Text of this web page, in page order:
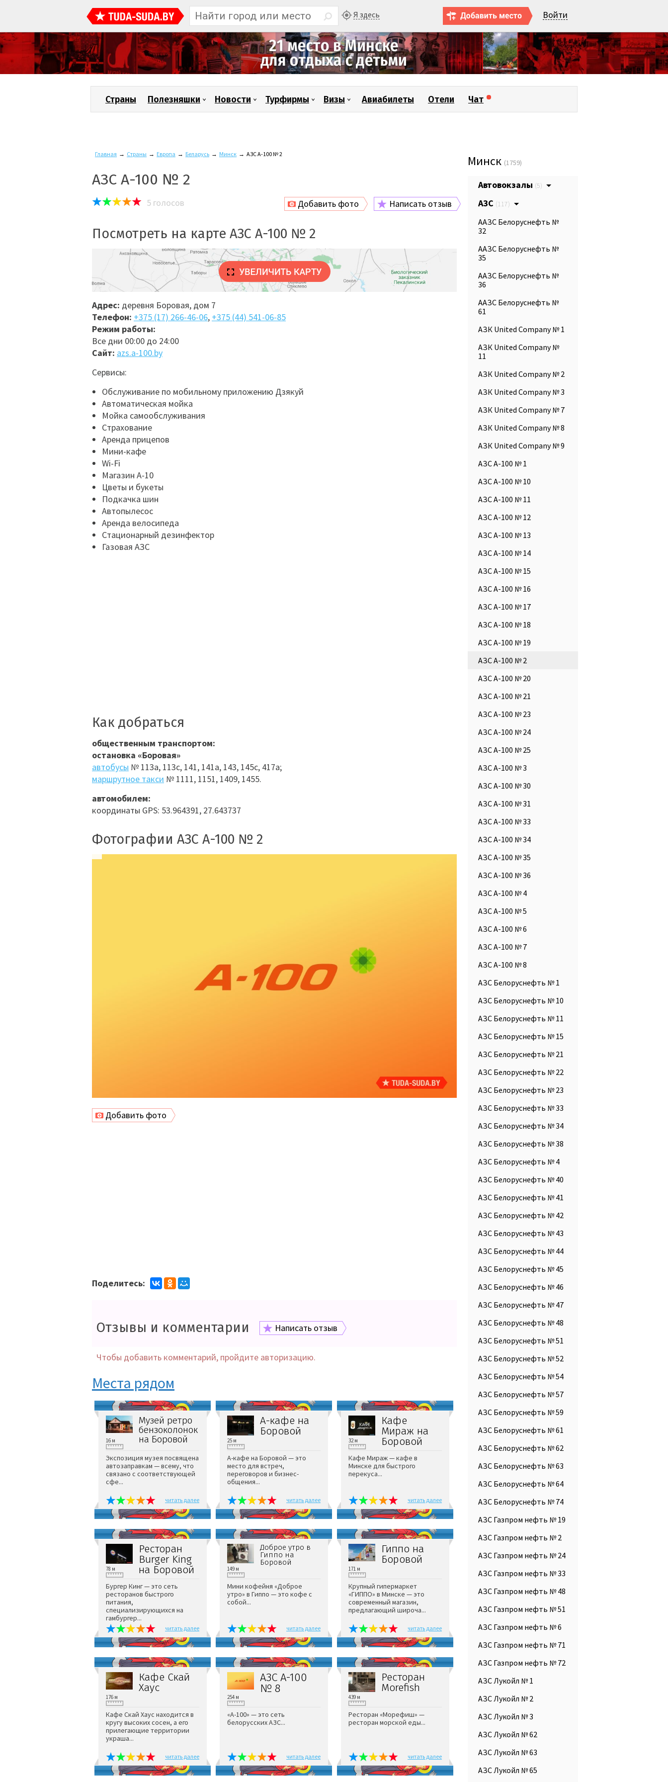
Я здесь Войти
Страны Полезняшки Новости Турфирмы Визы Авиабилеты Отели Чат
Главная → Страны → Европа → Беларусь → Минск → АЗС А-100 № 2
АЗС А-100 № 2
5 голосов Добавить фото Написать отзыв
Посмотреть на карте АЗС А-100 № 2
Адрес: деревня Боровая, дом 7
Телефон: +375 (17) 266-46-06, +375 (44) 541-06-85
Режим работы:
Все дни 00:00 до 24:00
Сайт: azs.a-100.by
Сервисы:
Обслуживание по мобильному приложению Дзякуй
Автоматическая мойка
Мойка самообслуживания
Страхование
Аренда прицепов
Мини-кафе
Wi-Fi
Магазин А-10
Цветы и букеты
Подкачка шин
Автопылесос
Аренда велосипеда
Стационарный дезинфектор
Газовая АЗС
Как добраться
общественным транспортом:
остановка «Боровая»
автобусы № 113а, 113с, 141, 141а, 143, 145с, 417а;
маршрутное такси № 1111, 1151, 1409, 1455.
автомобилем:
координаты GPS: 53.964391, 27.643737
Фотографии АЗС А-100 № 2
Добавить фото
Поделитесь:
Отзывы и комментарии Написать отзыв
Чтобы добавить комментарий, пройдите авторизацию.
Места рядом
Музей ретро
бензоколонок
на Боровой
16 м
Экспозиция музея посвящена
автозаправкам — всему, что
связано с соответствующей
сфе...
читать далее
А-кафе на
Боровой
25 м
А-кафе на Боровой — это
место для встреч,
переговоров и бизнес-
общения...
читать далее
Кафе
Мираж на
Боровой
32 м
Кафе Мираж — кафе в
Минске для быстрого
перекуса...
читать далее
Ресторан
Burger King
на Боровой
78 м
Бургер Кинг — это сеть
ресторанов быстрого
питания,
специализирующихся на
гамбургер...
читать далее
Доброе утро в
Гиппо на
Боровой
149 м
Мини кофейня «Доброе
утро» в Гиппо — это кофе с
собой...
читать далее
Гиппо на
Боровой
171 м
Крупный гипермаркет
«ГИППО» в Минске — это
современный магазин,
предлагающий широча...
читать далее
Кафе Скай
Хаус
176 м
Кафе Скай Хаус находится в
кругу высоких сосен, а его
прилегающие территории
украша...
читать далее
АЗС А-100
№ 8
254 м
«А-100» — это сеть
белорусских АЗС...
читать далее
Ресторан
Morefish
439 м
Ресторан «Морефиш» —
ресторан морской еды...
читать далее
Минск (1759)
Автовокзалы (5)
АЗС (117)
ААЗС Белоруснефть №
32
ААЗС Белоруснефть №
35
ААЗС Белоруснефть №
36
ААЗС Белоруснефть №
61
АЗК United Company № 1
АЗК United Company №
11
АЗК United Company № 2
АЗК United Company № 3
АЗК United Company № 7
АЗК United Company № 8
АЗК United Company № 9
АЗС А-100 № 1
АЗС А-100 № 10
АЗС А-100 № 11
АЗС А-100 № 12
АЗС А-100 № 13
АЗС А-100 № 14
АЗС А-100 № 15
АЗС А-100 № 16
АЗС А-100 № 17
АЗС А-100 № 18
АЗС А-100 № 19
АЗС А-100 № 2
АЗС А-100 № 20
АЗС А-100 № 21
АЗС А-100 № 23
АЗС А-100 № 24
АЗС А-100 № 25
АЗС А-100 № 3
АЗС А-100 № 30
АЗС А-100 № 31
АЗС А-100 № 33
АЗС А-100 № 34
АЗС А-100 № 35
АЗС А-100 № 36
АЗС А-100 № 4
АЗС А-100 № 5
АЗС А-100 № 6
АЗС А-100 № 7
АЗС А-100 № 8
АЗС Белоруснефть № 1
АЗС Белоруснефть № 10
АЗС Белоруснефть № 11
АЗС Белоруснефть № 15
АЗС Белоруснефть № 21
АЗС Белоруснефть № 22
АЗС Белоруснефть № 23
АЗС Белоруснефть № 33
АЗС Белоруснефть № 34
АЗС Белоруснефть № 38
АЗС Белоруснефть № 4
АЗС Белоруснефть № 40
АЗС Белоруснефть № 41
АЗС Белоруснефть № 42
АЗС Белоруснефть № 43
АЗС Белоруснефть № 44
АЗС Белоруснефть № 45
АЗС Белоруснефть № 46
АЗС Белоруснефть № 47
АЗС Белоруснефть № 48
АЗС Белоруснефть № 51
АЗС Белоруснефть № 52
АЗС Белоруснефть № 54
АЗС Белоруснефть № 57
АЗС Белоруснефть № 59
АЗС Белоруснефть № 61
АЗС Белоруснефть № 62
АЗС Белоруснефть № 63
АЗС Белоруснефть № 64
АЗС Белоруснефть № 74
АЗС Газпром нефть № 19
АЗС Газпром нефть № 2
АЗС Газпром нефть № 24
АЗС Газпром нефть № 33
АЗС Газпром нефть № 48
АЗС Газпром нефть № 51
АЗС Газпром нефть № 6
АЗС Газпром нефть № 71
АЗС Газпром нефть № 72
АЗС Лукойл № 1
АЗС Лукойл № 2
АЗС Лукойл № 3
АЗС Лукойл № 62
АЗС Лукойл № 63
АЗС Лукойл № 65